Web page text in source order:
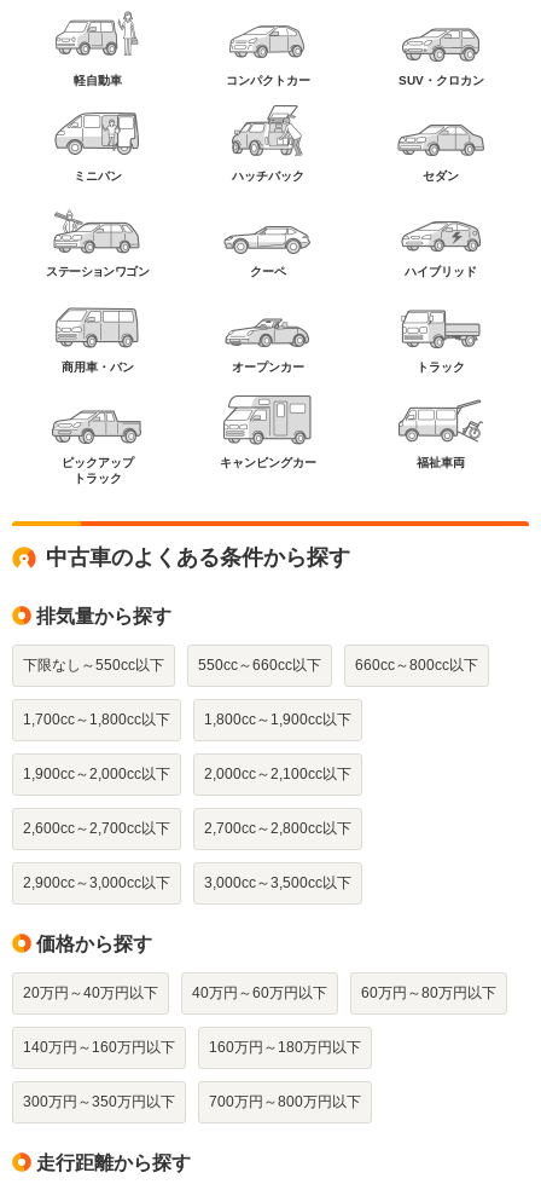
軽自動車 コンパクトカー SUV・クロカン
ミニバン ハッチバック セダン
ステーションワゴン クーペ ハイブリッド
商用車・バン オープンカー トラック
ピックアップ
トラック
キャンピングカー 福祉車両
中古車のよくある条件から探す
排気量から探す
下限なし～550cc以下 550cc～660cc以下 660cc～800cc以下
1,700cc～1,800cc以下 1,800cc～1,900cc以下
1,900cc～2,000cc以下 2,000cc～2,100cc以下
2,600cc～2,700cc以下 2,700cc～2,800cc以下
2,900cc～3,000cc以下 3,000cc～3,500cc以下
価格から探す
20万円～40万円以下 40万円～60万円以下 60万円～80万円以下
140万円～160万円以下 160万円～180万円以下
300万円～350万円以下 700万円～800万円以下
走行距離から探す